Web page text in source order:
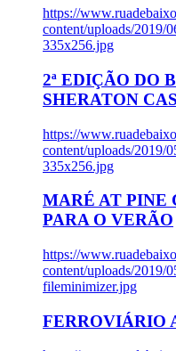
https://
content/uploads/2019/
335x256.jpg
2ª EDIÇÃO DO
SHERATON
https://
content/uploads/2019/
335x256.jpg
MARÉ AT PINE
PARA O VERÃO
https://
content/uploads/2019/
fileminimizer.jpg
FERROVIÁRIO